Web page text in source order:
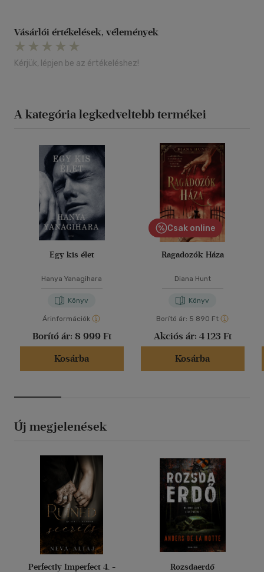
Vásárlói értékelések, vélemények
Kérjük, lépjen be az értékeléshez!
A kategória legkedveltebb termékei
Egy kis élet
Hanya Yanagihara
Könyv
Árinformációk
Borító ár: 8 999 Ft
Kosárba
Csak online
Ragadozók Háza
Diana Hunt
Könyv
Borító ár: 5 890 Ft
Akciós ár: 4 123 Ft
Kosárba
Új megjelenések
Perfectly Imperfect 4. -
Rozsdaerdő